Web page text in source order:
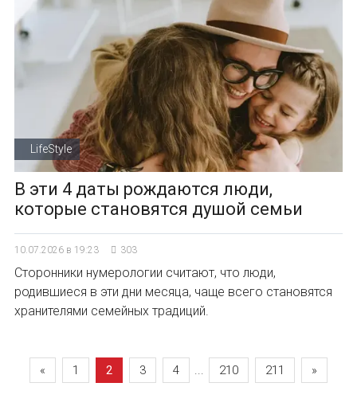
LifeStyle
В эти 4 даты рождаются люди,
которые становятся душой семьи
10.07.2026 в 19:23 303
Сторонники нумерологии считают, что люди,
родившиеся в эти дни месяца, чаще всего становятся
хранителями семейных традиций.
« 1 2 3 4 ... 210 211 »